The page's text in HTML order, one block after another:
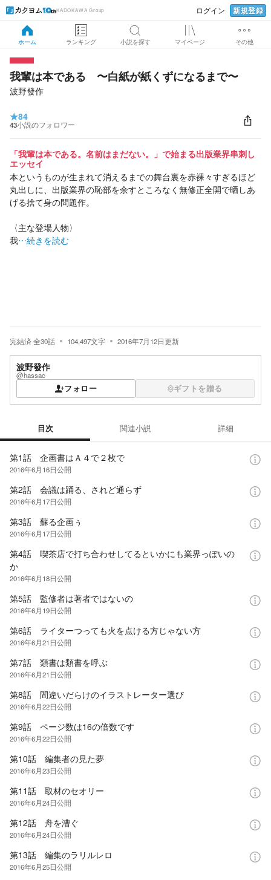
KADOKAWA Group ログイン 新規登録
ホーム ランキング 小説を探す マイページ その他
我輩は本である 〜白紙が紙くずになるまで〜
波野發作
★84
43小説のフォロワー
「我輩は本である。名前はまだない。」で始まる出版業界串刺し
エッセイ
本というものが生まれて消えるまでの舞台裏を赤裸々すぎるほど
丸出しに、出版業界の恥部を余すところなく無修正全開で晒しあ
げる捨て身の問題作。
〈主な登場人物〉
我…続きを読む
完結済全30話 104,497文字 2016年7月12日更新
波野發作
@hassac
フォロー ギフトを贈る
目次 関連小説 詳細
第1話 企画書はＡ４で２枚で
2016年6月16日公開
第2話 会議は踊る、されど通らず
2016年6月17日公開
第3話 蘇る企画ぅ
2016年6月17日公開
第4話 喫茶店で打ち合わせしてるといかにも業界っぽいの
か
2016年6月18日公開
第5話 監修者は著者ではないの
2016年6月19日公開
第6話 ライターつっても火を点ける方じゃない方
2016年6月21日公開
第7話 類書は類書を呼ぶ
2016年6月21日公開
第8話 間違いだらけのイラストレーター選び
2016年6月22日公開
第9話 ページ数は16の倍数です
2016年6月22日公開
第10話 編集者の見た夢
2016年6月23日公開
第11話 取材のセオリー
2016年6月24日公開
第12話 舟を漕ぐ
2016年6月24日公開
第13話 編集のラリルレロ
2016年6月25日公開